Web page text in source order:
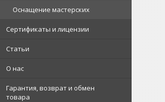
Оснащение мастерских
Сертификаты и лицензии
Статьи
О нас
Гарантия, возврат и обмен
товара